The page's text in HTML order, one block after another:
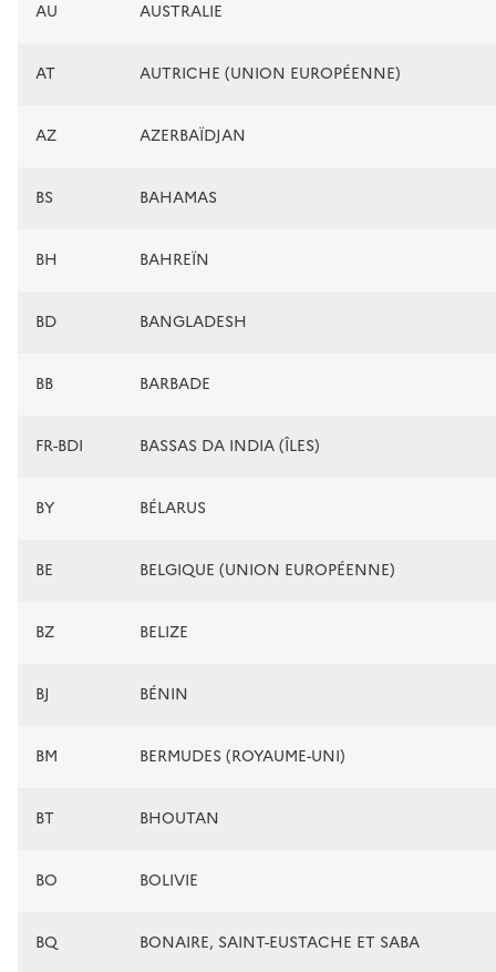
AU AUSTRALIE
AT AUTRICHE (UNION EUROPÉENNE)
AZ AZERBAÏDJAN
BS BAHAMAS
BH BAHREÏN
BD BANGLADESH
BB BARBADE
FR-BDI BASSAS DA INDIA (ÎLES)
BY BÉLARUS
BE BELGIQUE (UNION EUROPÉENNE)
BZ BELIZE
BJ BÉNIN
BM BERMUDES (ROYAUME-UNI)
BT BHOUTAN
BO BOLIVIE
BQ BONAIRE, SAINT-EUSTACHE ET SABA